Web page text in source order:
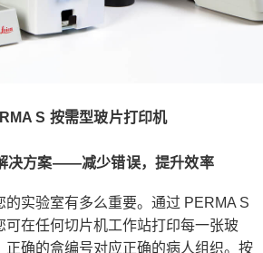
S 按需型玻片打印机
决方案——减少错误，提升效率
的实验室有多么重要。通过 PERMA S
可在任何切片机工作站打印每一张玻
正确的盒编号对应正确的病人组织。按